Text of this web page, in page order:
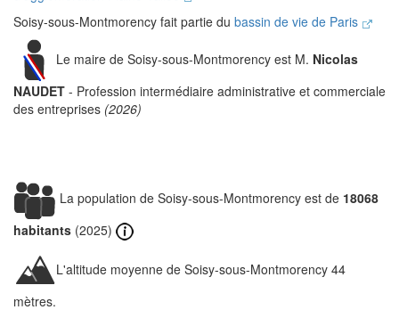
Soisy-sous-Montmorency fait partie du bassin de vie de Paris
Le maire de Soisy-sous-Montmorency est M. Nicolas
NAUDET - Profession intermédiaire administrative et commerciale
des entreprises (2026)
La population de Soisy-sous-Montmorency est de 18068
habitants (2025)
L'altitude moyenne de Soisy-sous-Montmorency 44
mètres.